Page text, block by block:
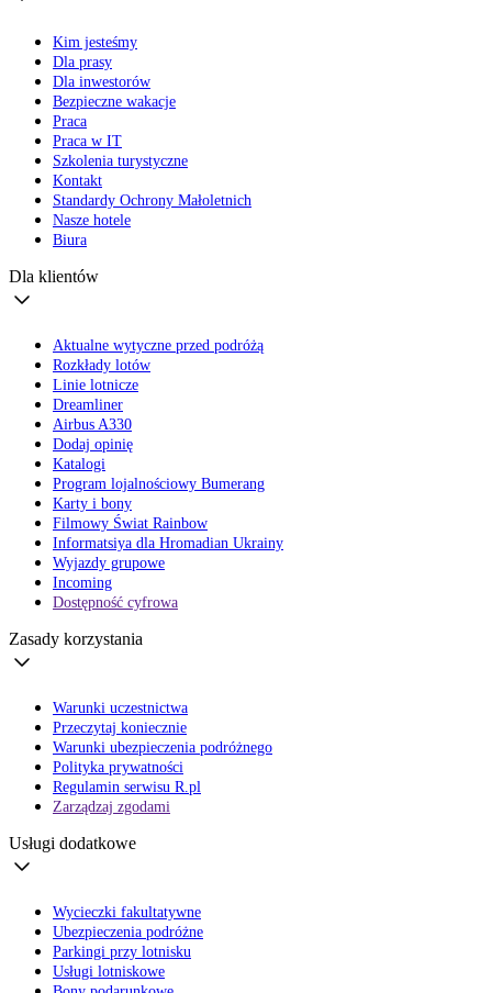
Kim jesteśmy
Dla prasy
Dla inwestorów
Bezpieczne wakacje
Praca
Praca w IT
Szkolenia turystyczne
Kontakt
Standardy Ochrony Małoletnich
Nasze hotele
Biura
Dla klientów
Aktualne wytyczne przed podróżą
Rozkłady lotów
Linie lotnicze
Dreamliner
Airbus A330
Dodaj opinię
Katalogi
Program lojalnościowy Bumerang
Karty i bony
Filmowy Świat Rainbow
Informatsiya dla Hromadian Ukrainy
Wyjazdy grupowe
Incoming
Dostępność cyfrowa
Zasady korzystania
Warunki uczestnictwa
Przeczytaj koniecznie
Warunki ubezpieczenia podróżnego
Polityka prywatności
Regulamin serwisu R.pl
Zarządzaj zgodami
Usługi dodatkowe
Wycieczki fakultatywne
Ubezpieczenia podróżne
Parkingi przy lotnisku
Usługi lotniskowe